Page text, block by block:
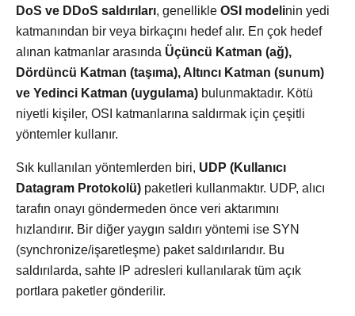
DoS ve DDoS saldırıları, genellikle OSI modelinin yedi
katmanından bir veya birkaçını hedef alır. En çok hedef
alınan katmanlar arasında Üçüncü Katman (ağ),
Dördüncü Katman (taşıma), Altıncı Katman (sunum)
ve Yedinci Katman (uygulama) bulunmaktadır. Kötü
niyetli kişiler, OSI katmanlarına saldırmak için çeşitli
yöntemler kullanır.
Sık kullanılan yöntemlerden biri, UDP (Kullanıcı
Datagram Protokolü) paketleri kullanmaktır. UDP, alıcı
tarafın onayı göndermeden önce veri aktarımını
hızlandırır. Bir diğer yaygın saldırı yöntemi ise SYN
(synchronize/işaretleşme) paket saldırılarıdır. Bu
saldırılarda, sahte IP adresleri kullanılarak tüm açık
portlara paketler gönderilir.